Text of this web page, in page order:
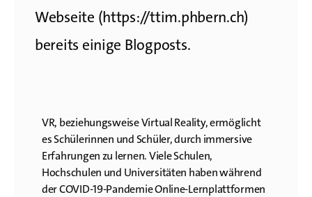
Webseite (https://ttim.phbern.ch)
bereits einige Blogposts.
VR, beziehungsweise Virtual Reality, ermöglicht
es Schülerinnen und Schüler, durch immersive
Erfahrungen zu lernen. Viele Schulen,
Hochschulen und Universitäten haben während
der COVID-19-Pandemie Online-Lernplattformen